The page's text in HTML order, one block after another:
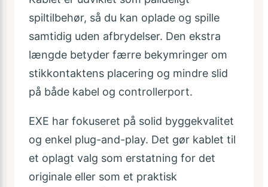
spiltilbehør, så du kan oplade og spille
samtidig uden afbrydelser. Den ekstra
længde betyder færre bekymringer om
stikkontaktens placering og mindre slid
på både kabel og controllerport.
EXE har fokuseret på solid byggekvalitet
og enkel plug-and-play. Det gør kablet til
et oplagt valg som erstatning for det
originale eller som et praktisk